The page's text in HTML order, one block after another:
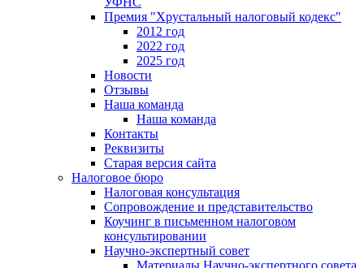
Премия "Хрустальный налоговый кодекс"
2012 год
2022 год
2025 год
Новости
Отзывы
Наша команда
Наша команда
Контакты
Реквизиты
Старая версия сайта
Налоговое бюро
Налоговая консультация
Cопровождение и представительство
Коучинг в письменном налоговом
консультировании
Научно-экспертный совет
Материалы Научно-экспертного совета